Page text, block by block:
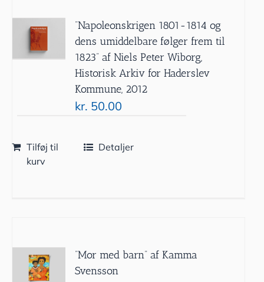
”Napoleonskrigen 1801-1814 og
dens umiddelbare følger frem til
1823” af Niels Peter Wiborg,
Historisk Arkiv for Haderslev
Kommune, 2012
kr. 50.00
Tilføj til
kurv
Detaljer
”Mor med barn” af Kamma
Svensson